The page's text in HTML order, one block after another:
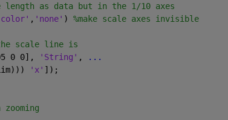
length as data but in the 1/10 axes
, 'none' ) %make scale axes invisible
scale line is
0 0], 'String' ,
...
'x' ]);